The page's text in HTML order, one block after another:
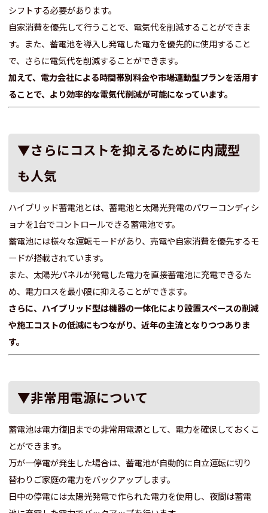
シフトする必要があります。
自家消費を優先して行うことで、電気代を削減することができま
す。また、蓄電池を導入し発電した電力を優先的に使用すること
で、さらに電気代を削減することができます。
加えて、電力会社による時間帯別料金や市場連動型プランを活用す
ることで、より効率的な電気代削減が可能になっています。
▼さらにコストを抑えるために内蔵型
も人気
ハイブリッド蓄電池とは、蓄電池と太陽光発電のパワーコンディシ
ョナを1台でコントロールできる蓄電池です。
蓄電池には様々な運転モードがあり、売電や自家消費を優先するモ
ードが搭載されています。
また、太陽光パネルが発電した電力を直接蓄電池に充電できるた
め、電力ロスを最小限に抑えることができます。
さらに、ハイブリッド型は機器の一体化により設置スペースの削減
や施工コストの低減にもつながり、近年の主流となりつつありま
す。
▼非常用電源について
蓄電池は電力復旧までの非常用電源として、電力を確保しておくこ
とができます。
万が一停電が発生した場合は、蓄電池が自動的に自立運転に切り
替わりご家庭の電力をバックアップします。
日中の停電には太陽光発電で作られた電力を使用し、夜間は蓄電